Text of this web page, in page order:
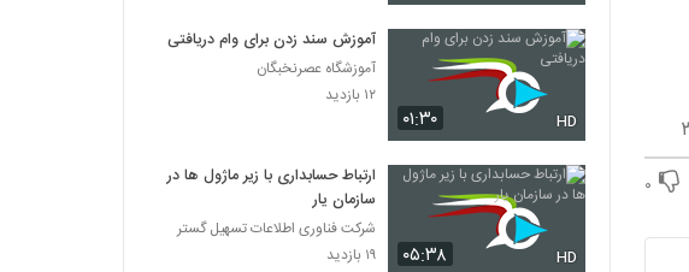
۰
۰۱:۳۰ HD
آموزش سند زدن برای وام دریافتی
آموزشگاه عصرنخبگان
۱۲ بازدید
۰۵:۳۸ HD
ارتباط حسابداری با زیر ماژول ها در
سازمان یار
شرکت فناوری اطلاعات تسهیل گستر
۱۹ بازدید